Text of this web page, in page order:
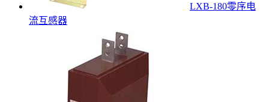
LXB-180零序电
流互感器